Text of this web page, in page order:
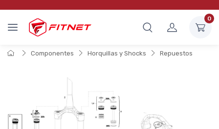
0
Componentes Horquillas y Shocks Repuestos